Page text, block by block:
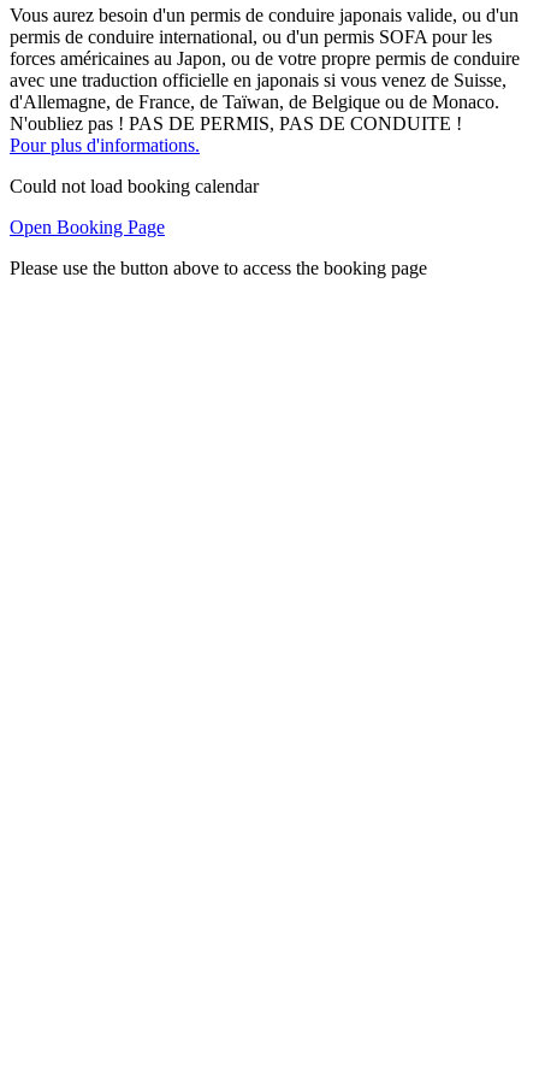
Vous aurez besoin d'un permis de conduire japonais valide, ou d'un
permis de conduire international, ou d'un permis SOFA pour les
forces américaines au Japon, ou de votre propre permis de conduire
avec une traduction officielle en japonais si vous venez de Suisse,
d'Allemagne, de France, de Taïwan, de Belgique ou de Monaco.
N'oubliez pas ! PAS DE PERMIS, PAS DE CONDUITE !
Pour plus d'informations.
Could not load booking calendar
Open Booking Page
Please use the button above to access the booking page